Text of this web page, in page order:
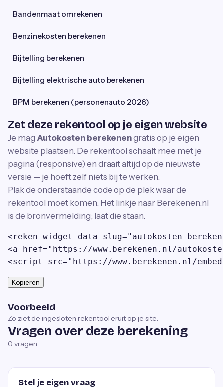
Bandenmaat omrekenen
Benzinekosten berekenen
Bijtelling berekenen
Bijtelling elektrische auto berekenen
BPM berekenen (personenauto 2026)
Zet deze rekentool op je eigen website
Je mag Autokosten berekenengratis op je eigen
website plaatsen. De rekentool schaalt mee met je
pagina (responsive) en draait altijd op de nieuwste
versie — je hoeft zelf niets bij te werken.
Plak de onderstaande code op de plek waar de
rekentool moet komen. Het linkje naar Berekenen.nl
is de bronvermelding; laat die staan.
<reken-widget data-slug="autokosten-
<a href="https://www.berekenen.nl/
<script src="https://www.berekenen.nl/
Kopiëren
Voorbeeld
Zo ziet de ingesloten rekentool eruit op je site:
Vragen over deze berekening
0 vragen
Stel je eigen vraag